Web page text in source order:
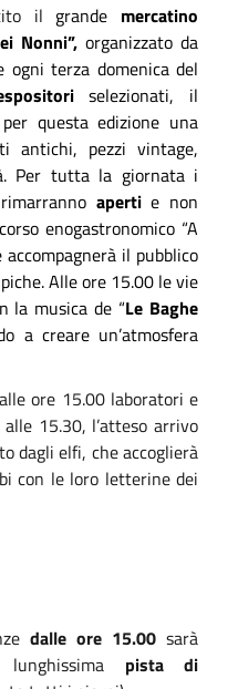
il grande mercatino
Nonni”, organizzato da
ogni terza domenica del
selezionati, il
questa edizione una
antichi, pezzi vintage,
Per tutta la giornata i
apertie non
enogastronomico “A
accompagnerà il pubblico
Alle ore 15.00 le vie
la musica de “Le Baghe
a creare un’atmosfera
alle ore 15.00 laboratori e
15.30, l’atteso arrivo
dagli elfi, che accoglierà
con le loro letterine dei
dalle ore 15.00sarà
pista di